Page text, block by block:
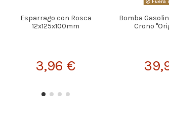
Esparrago con Rosca
12x125x100mm
3,96 €
Bomba
Crono